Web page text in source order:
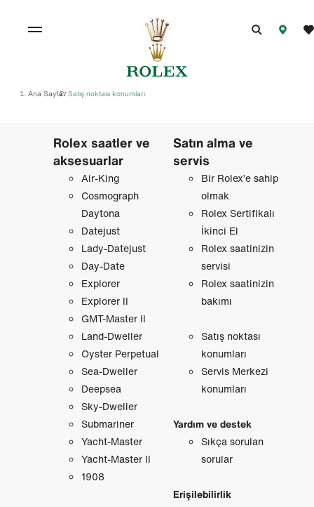
Ana Sayfa/ Satış noktası konumları
Rolex saatler ve
aksesuarlar
Air-King
Cosmograph
Daytona
Datejust
Lady-Datejust
Day-Date
Explorer
Explorer II
GMT-Master II
Land-Dweller
Oyster Perpetual
Sea-Dweller
Deepsea
Sky-Dweller
Submariner
Yacht-Master
Yacht-Master II
1908
Satın alma ve
servis
Bir Rolex’e sahip
olmak
Rolex Sertifikalı
İkinci El
Rolex saatinizin
servisi
Rolex saatinizin
bakımı
Satış noktası
konumları
Servis Merkezi
konumları
Yardım ve destek
Sıkça sorulan
sorular
Erişilebilirlik